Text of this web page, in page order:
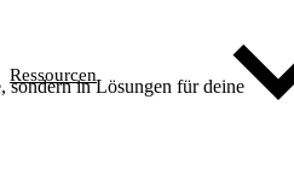
Ressourcen
sondern in Lösungen für deine